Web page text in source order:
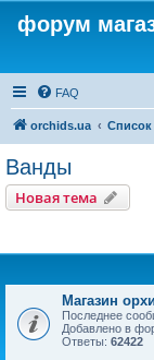
форум
FAQ
orchids.ua
Ванды
Новая тема
Магазин
Последнее
Добавлено в
Ответы: 62422